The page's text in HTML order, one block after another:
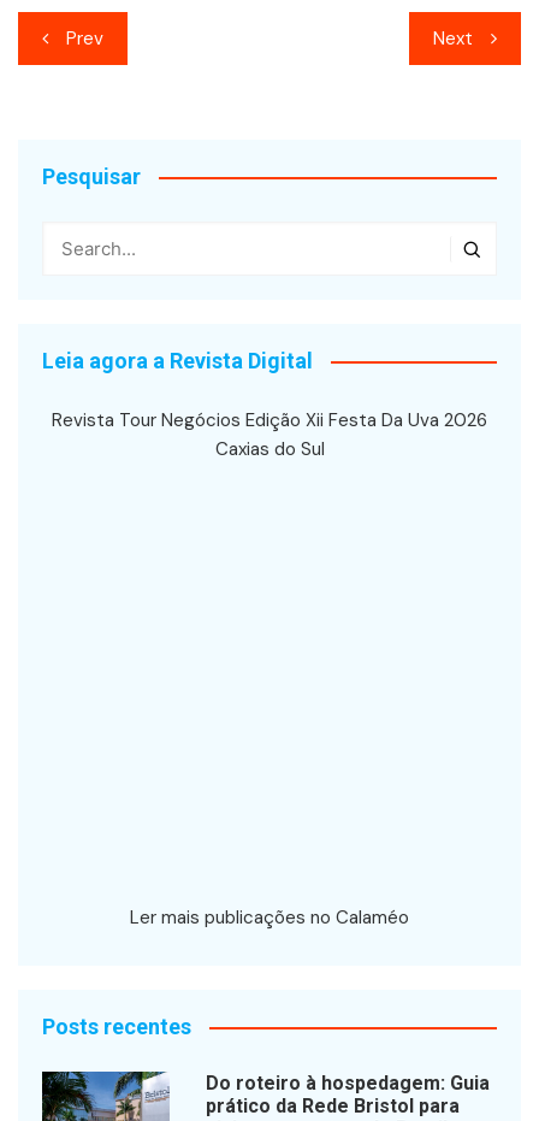
Navegação
de
Prev Next
Pesquisar
Leia agora a Revista Digital
Revista Tour Negócios Edição Xii Festa Da Uva 2026
Caxias do Sul
Ler mais publicações no Calaméo
Posts recentes
Do roteiro à hospedagem: Guia
prático da Rede Bristol para